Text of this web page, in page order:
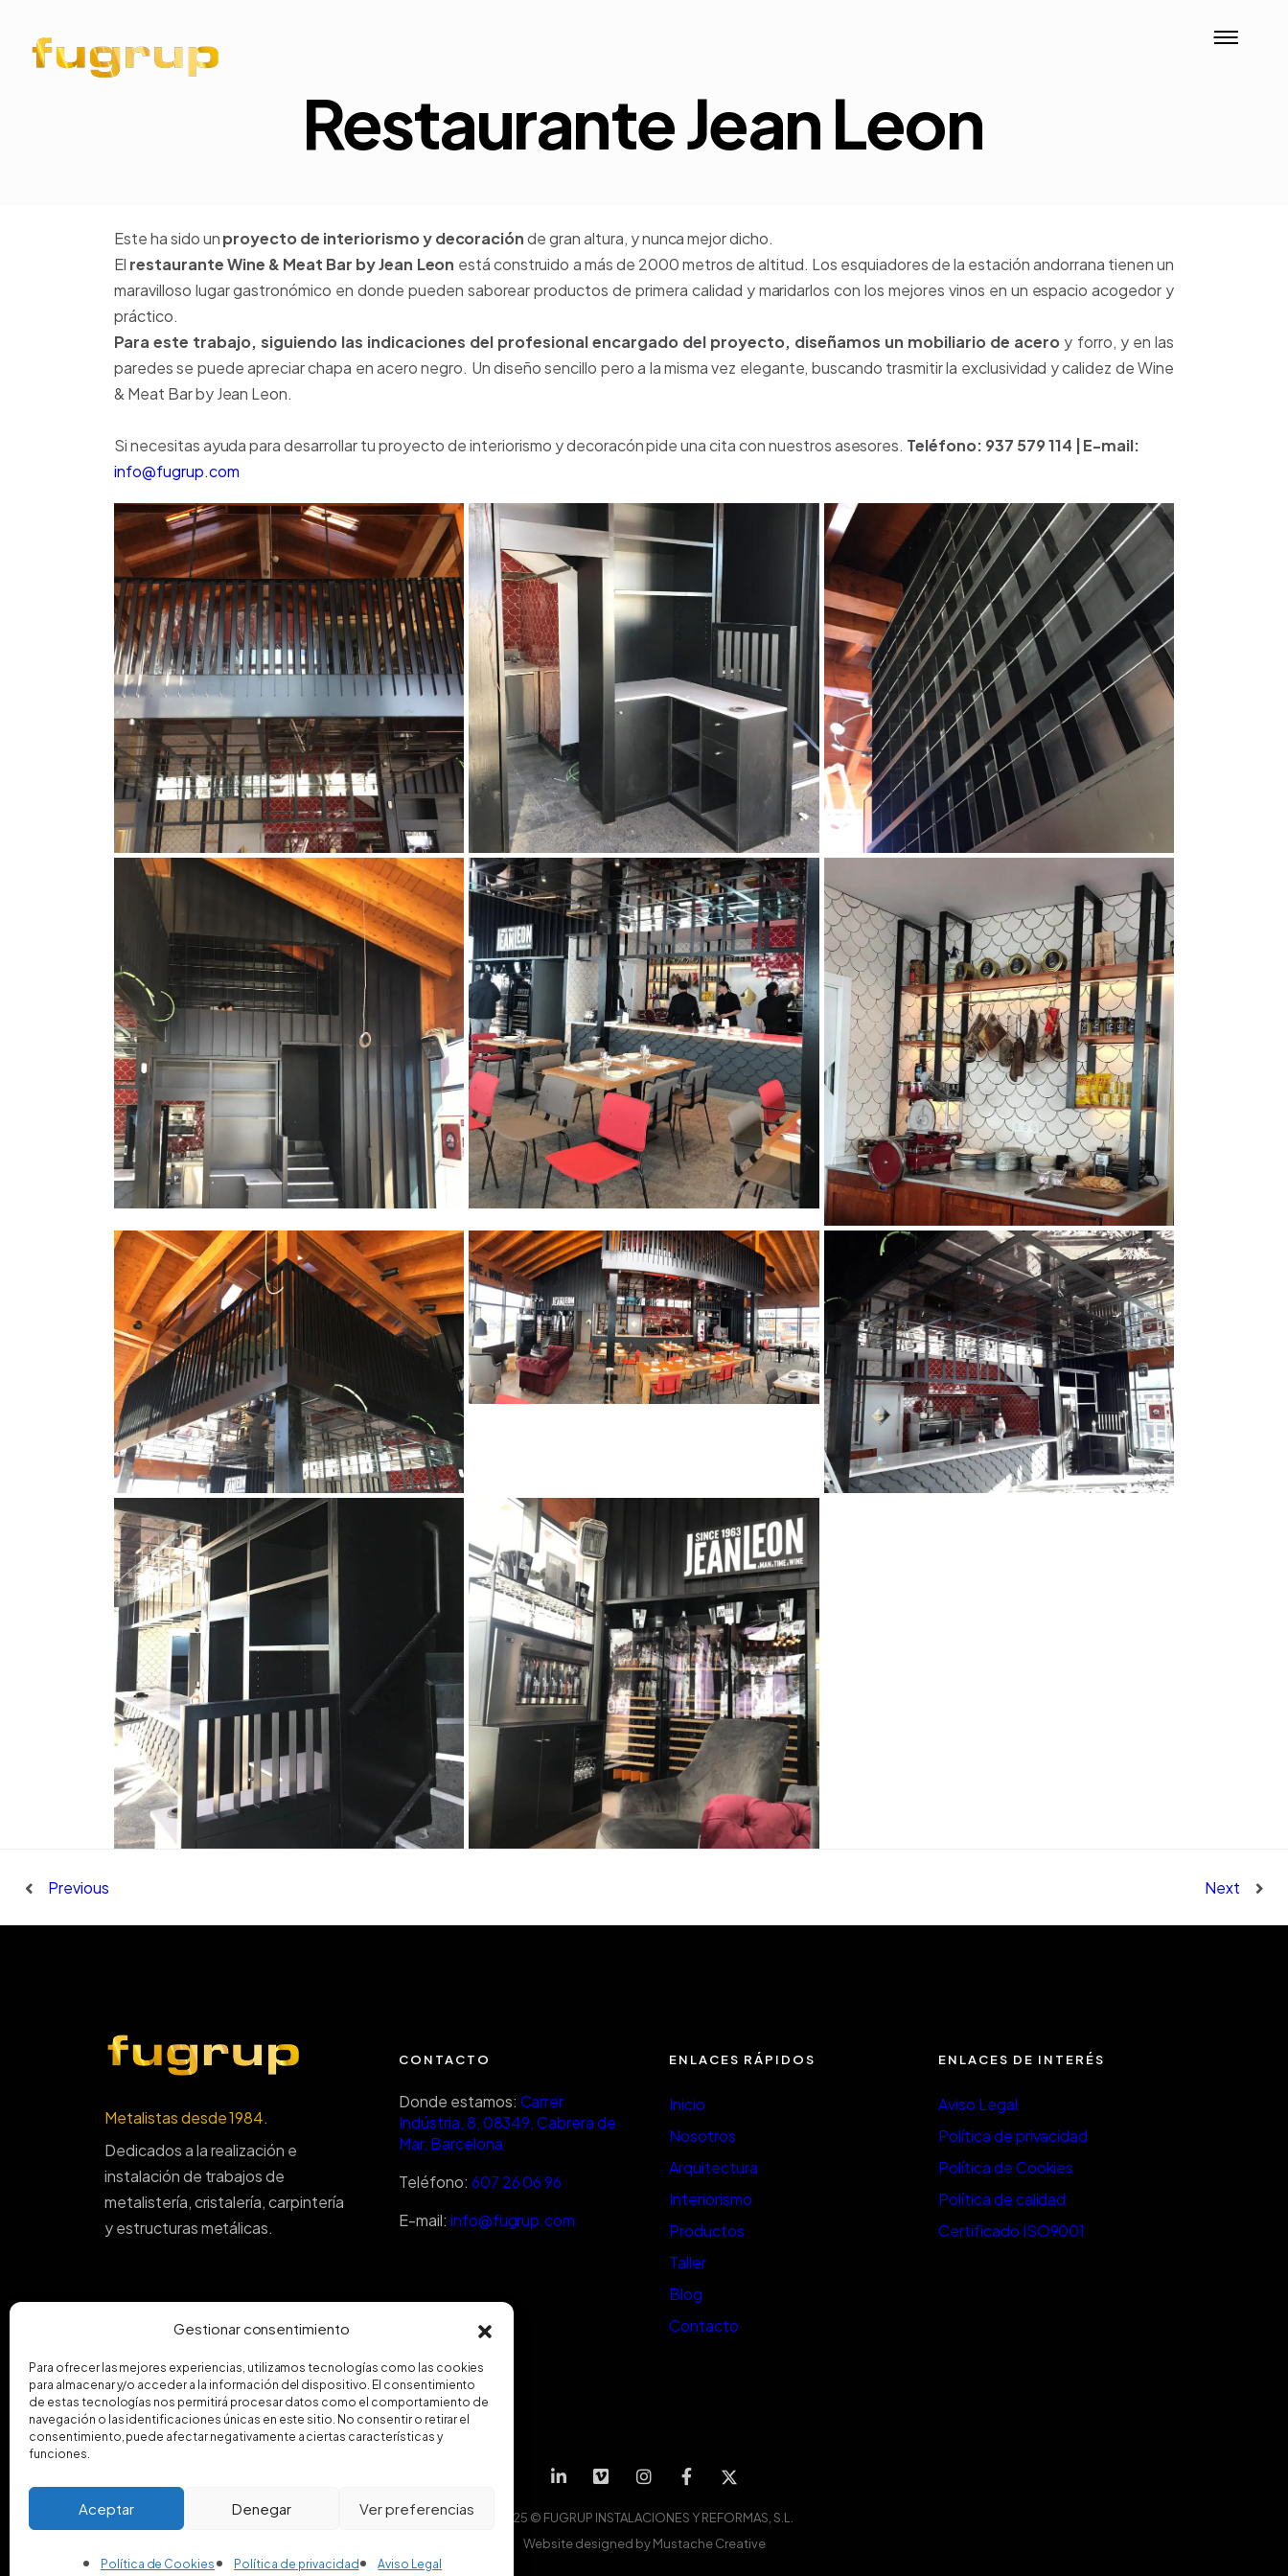
Gestionar consentimiento
Para ofrecer las mejores experiencias, utilizamos tecnologías como las cookies
para almacenar y/o acceder a la información del dispositivo. El consentimiento
de estas tecnologías nos permitirá procesar datos como el comportamiento de
navegación o las identificaciones únicas en este sitio. No consentir o retirar el
consentimiento, puede afectar negativamente a ciertas características y
funciones.
Aceptar Denegar Ver preferencias
Política de Cookies Política de privacidad Aviso Legal
Restaurante Jean Leon
Este ha sido unproyecto de interiorismo y decoraciónde gran altura, y nunca mejor dicho.
El restaurante Wine & Meat Bar by Jean Leon está construido a más de 2000 metros de altitud. Los esquiadores de la estación andorrana tienen un
maravilloso lugar gastronómico en donde pueden saborear productos de primera calidad y maridarlos con los mejores vinos en un espacio acogedor y
práctico.
Para este trabajo, siguiendo las indicaciones del profesional encargado del proyecto, diseñamos un mobiliario de acero y forro, y en las
paredes se puede apreciar chapa en acero negro. Un diseño sencillo pero a la misma vez elegante, buscando trasmitir la exclusividad y calidez de Wine
& Meat Bar by Jean Leon.
Si necesitas ayuda para desarrollar tu proyecto de interiorismo y decoracón pide una cita con nuestros asesores. Teléfono: 937 579 114 | E-mail:
info@fugrup.com
Previous Next
Metalistas desde 1984.
Dedicados a la realización e
instalación de trabajos de
metalistería, cristalería, carpintería
y estructuras metálicas.
CONTACTO
Donde estamos: Carrer
Indústria, 8, 08349, Cabrera de
Mar, Barcelona
Teléfono: 607 26 06 96
E-mail: info@fugrup.com
ENLACES RÁPIDOS
Inicio
Nosotros
Arquitectura
Interiorismo
Productos
Taller
Blog
Contacto
ENLACES DE INTERÉS
Aviso Legal
Política de privacidad
Política de Cookies
Política de calidad
Certificado ISO9001
2025 © FUGRUP INSTALACIONES Y REFORMAS, S.L.
Website designed byMustache Creative